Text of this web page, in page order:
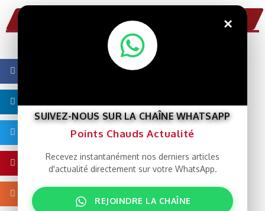
Pinterest
Blogger
Points Chauds WEB Tv ×
SUIVEZ-NOUS SUR LA CHAÎNE WHATSAPP
Points Chauds Actualité
Recevez instantanément nos derniers articles
d'actualité directement sur votre WhatsApp.
REJOINDRE LA CHAÎNE